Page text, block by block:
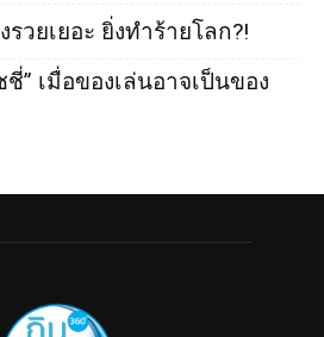
วยเยอะ ยิ่งทำร้ายโลก?!
ชี่” เมื่อของเล่นอาจเป็นของ